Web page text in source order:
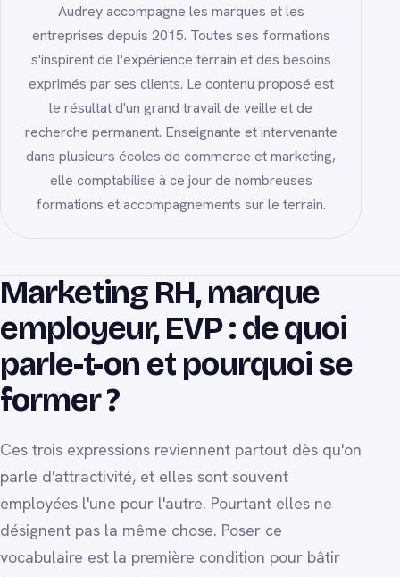
Audrey accompagne les marques et les
entreprises depuis 2015. Toutes ses formations
s'inspirent de l'expérience terrain et des besoins
exprimés par ses clients. Le contenu proposé est
le résultat d'un grand travail de veille et de
recherche permanent. Enseignante et intervenante
dans plusieurs écoles de commerce et marketing,
elle comptabilise à ce jour de nombreuses
formations et accompagnements sur le terrain.
Marketing RH, marque
employeur, EVP : de quoi
parle-t-on et pourquoi se
former ?
Ces trois expressions reviennent partout dès qu'on
parle d'attractivité, et elles sont souvent
employées l'une pour l'autre. Pourtant elles ne
désignent pas la même chose. Poser ce
vocabulaire est la première condition pour bâtir